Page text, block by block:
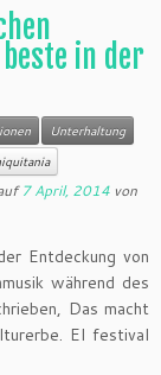
in der
Unterhaltung
7 April, 2014 von
Entdeckung von
während des
Das macht
El festival